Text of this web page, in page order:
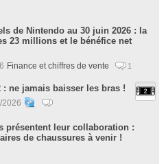
de Nintendo au 30 juin 2026 : la
23 millions et le bénéfice net
Finance et chiffres de vente 1
: ne jamais baisser les bras !
2026
présentent leur collaboration :
de chaussures à venir !